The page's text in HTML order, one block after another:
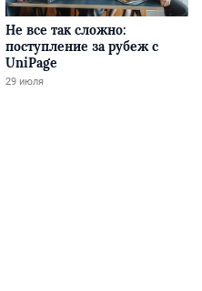
Не все так сложно:
поступление за рубеж с
UniPage
29 июля